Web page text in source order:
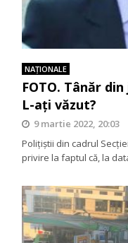
NAŢIONALE
FOTO. Tânăr
L-ați văzut?
9 martie 2022, 20:03
Poliţiștii din cadrul
privire la faptul că, la